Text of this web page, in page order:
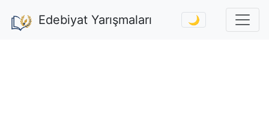
Edebiyat Yarışmaları 🌙